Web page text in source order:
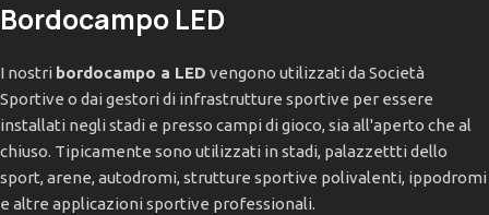
Bordocampo LED
I nostri bordocampo a LED vengono utilizzati da Società
Sportive o dai gestori di infrastrutture sportive per essere
installati negli stadi e presso campi di gioco, sia all'aperto che al
chiuso. Tipicamente sono utilizzati in stadi, palazzettti dello
sport, arene, autodromi, strutture sportive polivalenti, ippodromi
e altre applicazioni sportive professionali.